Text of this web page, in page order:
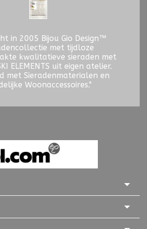
in 2005 Bijou Gio Design™
met tijdloze
kwalitatieve sieraden met
ELEMENTS uit eigen atelier.
met Sieradenmaterialen en
Woonaccessoires."